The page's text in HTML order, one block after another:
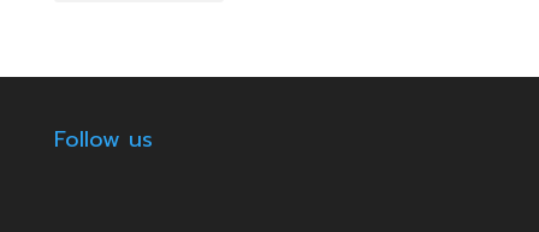
Follow us